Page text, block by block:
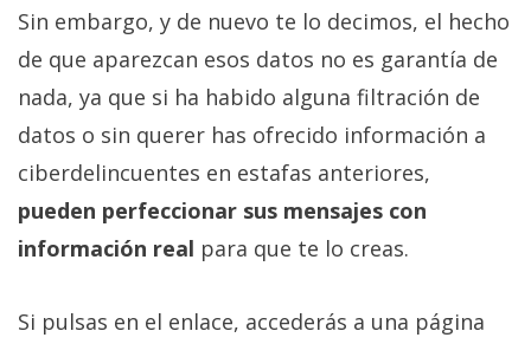
Sin embargo, y de nuevo te lo decimos, el hecho
de que aparezcan esos datos no es garantía de
nada, ya que si ha habido alguna filtración de
datos o sin querer has ofrecido información a
ciberdelincuentes en estafas anteriores,
pueden perfeccionar sus mensajes con
información real para que te lo creas.
Si pulsas en el enlace, accederás a una página